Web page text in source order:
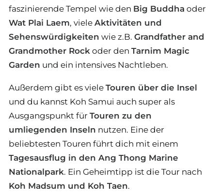
faszinierende Tempel wie den Big Buddha oder
Wat Plai Laem, viele Aktivitäten und
Sehenswürdigkeiten wie z.B. Grandfather and
Grandmother Rock oder den Tarnim Magic
Garden und ein intensives Nachtleben.
Außerdem gibt es viele Touren über die Insel
und du kannst Koh Samui auch super als
Ausgangspunkt für Touren zu den
umliegenden Inseln nutzen. Eine der
beliebtesten Touren führt dich mit einem
Tagesausflug in den Ang Thong Marine
Nationalpark. Ein Geheimtipp ist die Tour nach
Koh Madsum und Koh Taen.